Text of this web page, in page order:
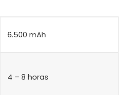
6.500 mAh
4 – 8 horas